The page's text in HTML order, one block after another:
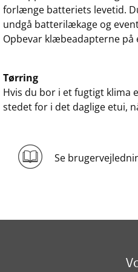
forlænge batteriets levetid.
undgå batterilækage og
Opbevar klæbeadapterne
Tørring
Hvis du bor i et fugtigt klima
stedet for i det daglige etui,
Se